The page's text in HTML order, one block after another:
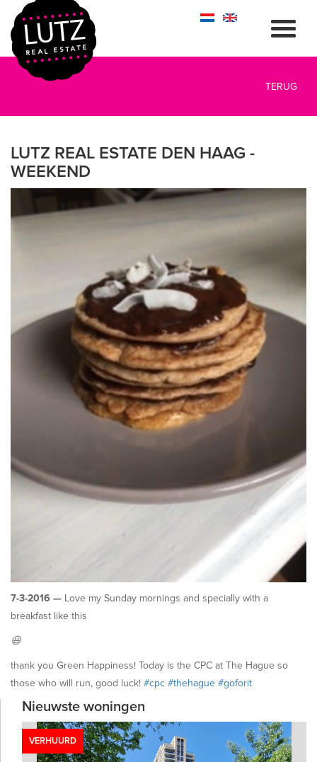
TERUG
LUTZ REAL ESTATE DEN HAAG -
WEEKEND
7-3-2016 — Love my Sunday mornings and specially with a
breakfast like this
😃
thank you Green Happiness! Today is the CPC at The Hague so
those who will run, good luck! #‎cpc #‎thehague #‎goforit
Nieuwste woningen
VERHUURD